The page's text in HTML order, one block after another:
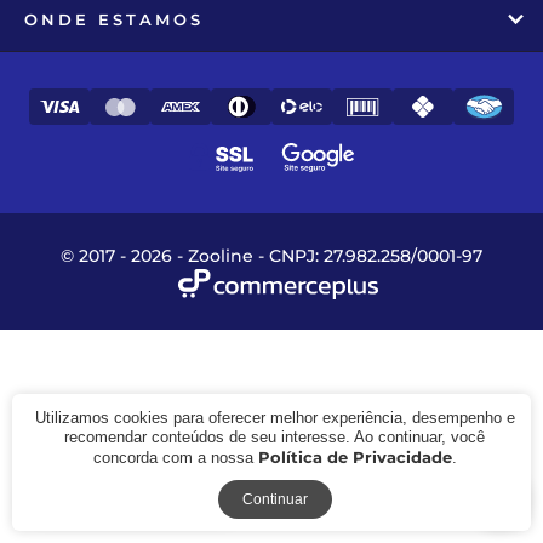
ONDE ESTAMOS
© 2017 - 2026 - Zooline - CNPJ: 27.982.258/0001-97
Utilizamos cookies para oferecer melhor experiência, desempenho e
recomendar conteúdos de seu interesse. Ao continuar, você
concorda com a nossa Política de Privacidade.
Continuar